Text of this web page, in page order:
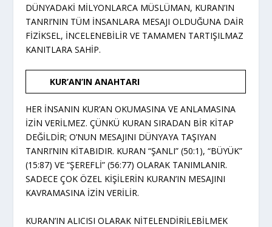
DÜNYADAKİ MİLYONLARCA MÜSLÜMAN, KURAN’IN
TANRI’NIN TÜM İNSANLARA MESAJI OLDUĞUNA DAİR
FİZİKSEL, İNCELENEBİLİR VE TAMAMEN TARTIŞILMAZ
KANITLARA SAHİP.
KUR’AN’IN ANAHTARI
HER İNSANIN KUR’AN OKUMASINA VE ANLAMASINA
İZİN VERİLMEZ. ÇÜNKÜ KURAN SIRADAN BİR KİTAP
DEĞİLDİR; O’NUN MESAJINI DÜNYAYA TAŞIYAN
TANRI’NIN KİTABIDIR. KURAN “ŞANLI” (50:1), “BÜYÜK”
(15:87) VE “ŞEREFLİ” (56:77) OLARAK TANIMLANIR.
SADECE ÇOK ÖZEL KİŞİLERİN KURAN’IN MESAJINI
KAVRAMASINA İZİN VERİLİR.
KURAN’IN ALICISI OLARAK NİTELENDİRİLEBİLMEK